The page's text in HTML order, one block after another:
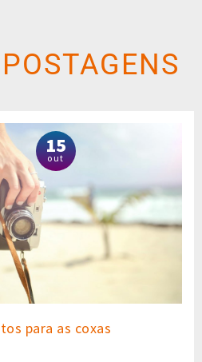
POSTAGENS
15
out
para as coxas